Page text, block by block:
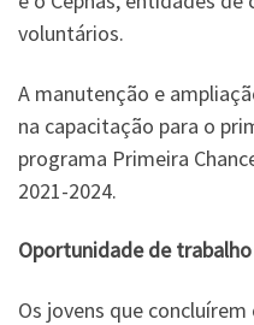
voluntários.
A manutenção e
na capacitação para o
programa Primeira
2021-2024.
Oportunidade de trabalho
Os jovens que